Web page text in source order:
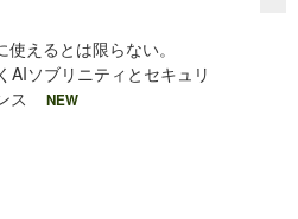
えるとは限らない。
AIソブリニティとセキュリ
ス
NEW